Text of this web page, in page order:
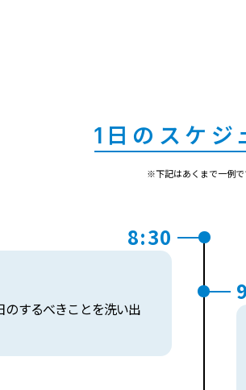
1日のスケジ
※下記はあくまで一例で
8:30
のするべきことを洗い出